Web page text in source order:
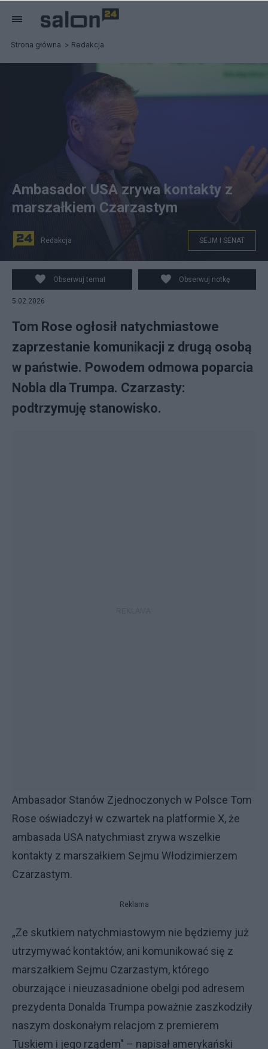
Strona główna Redakcja
Ambasador Tom Rose zrywa kontakty z Włodzimierzem
Czarzastym/PAP
Ambasador USA zrywa kontakty z
marszałkiem Czarzastym
Redakcja SEJM I SENAT
Obserwuj temat Obserwuj notkę
5.02.2026
Tom Rose ogłosił natychmiastowe
zaprzestanie komunikacji z drugą osobą
w państwie. Powodem odmowa poparcia
Nobla dla Trumpa. Czarzasty:
podtrzymuję stanowisko.
Ambasador Stanów Zjednoczonych w Polsce Tom
Rose oświadczył w czwartek na platformie X, że
ambasada USA natychmiast zrywa wszelkie
kontakty z marszałkiem Sejmu Włodzimierzem
Czarzastym.
Reklama
„Ze skutkiem natychmiastowym nie będziemy już
utrzymywać kontaktów, ani komunikować się z
marszałkiem Sejmu Czarzastym, którego
oburzające i nieuzasadnione obelgi pod adresem
prezydenta Donalda Trumpa poważnie zaszkodziły
naszym doskonałym relacjom z premierem
Tuskiem i jego rządem" – napisał amerykański